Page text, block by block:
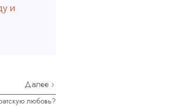
и
Далее
любовь?